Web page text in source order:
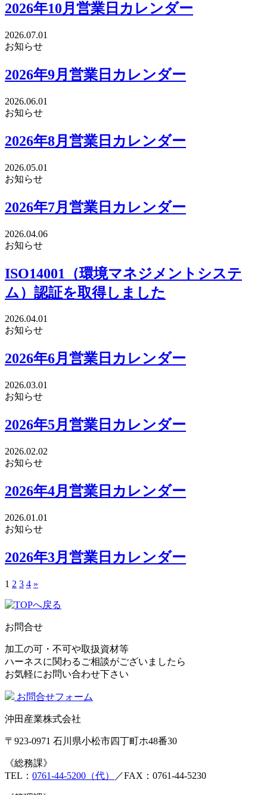
2026年10月営業日カレンダー
2026.07.01
お知らせ
2026年9月営業日カレンダー
2026.06.01
お知らせ
2026年8月営業日カレンダー
2026.05.01
お知らせ
2026年7月営業日カレンダー
2026.04.06
お知らせ
ISO14001（環境マネジメントシステ
ム）認証を取得しました
2026.04.01
お知らせ
2026年6月営業日カレンダー
2026.03.01
お知らせ
2026年5月営業日カレンダー
2026.02.02
お知らせ
2026年4月営業日カレンダー
2026.01.01
お知らせ
2026年3月営業日カレンダー
1 2 3 4 »
お問合せ
加工の可・不可や取扱資材等
ハーネスに関わるご相談がございましたら
お気軽にお問い合わせ下さい
お問合せフォーム
沖田産業株式会社
〒923-0971 石川県小松市四丁町ホ48番30
《総務課》
TEL： 0761-44-5200（代） ／FAX：0761-44-5230